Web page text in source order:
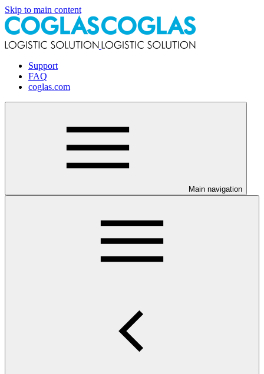
Skip to main content
Support
FAQ
coglas.com
Main navigation